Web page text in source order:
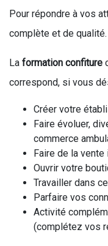
Pour répondre à vos
complète et de qualité.
La formation confiture
correspond, si vous
Créer votre
Faire évoluer,
commerce
Faire de la vente
Ouvrir votre
Travailler dans
Parfaire vos
Activité
(complétez vos